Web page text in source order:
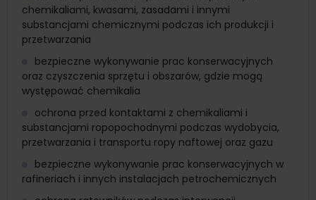
chemikaliami, kwasami, zasadami i innymi
substancjami chemicznymi podczas ich produkcji i
przetwarzania
bezpieczne wykonywanie prac konserwacyjnych
oraz czyszczenia sprzętu i obszarów, gdzie mogą
występować chemikalia
ochrona przed kontaktami z chemikaliami i
substancjami ropopochodnymi podczas wydobycia,
przetwarzania i transportu ropy naftowej oraz gazu
bezpieczne wykonywanie prac konserwacyjnych w
rafineriach i innych instalacjach petrochemicznych